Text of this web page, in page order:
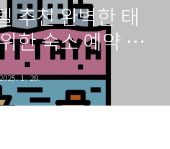
추천 완벽한 태
한 숙소 예약 가
1. 28.